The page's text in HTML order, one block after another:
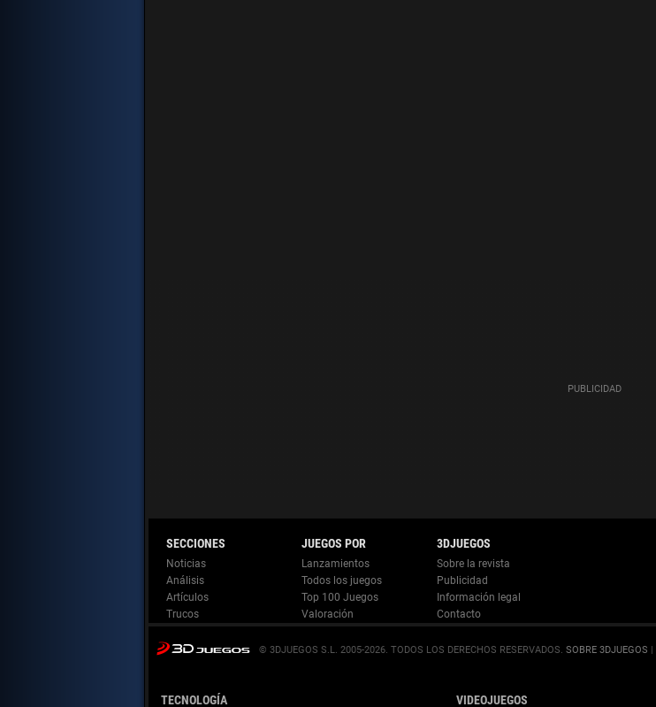
Noticias
Análisis
Artículos
Trucos
Lanzamientos
Todos los juegos
Top 100 Juegos
Valoración
Información legal
© 3DJUEGOS S.L. 2005-2026. . SOBRE 3DJUEGOS |
TECNOLOGÍA VIDEOJUEGOS